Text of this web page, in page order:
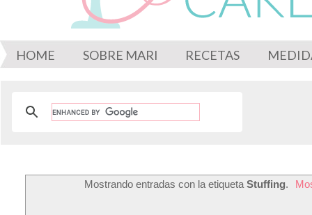
HOME SOBRE MARI RECETAS
Mostrando entradas con la etiqueta Stuffing.